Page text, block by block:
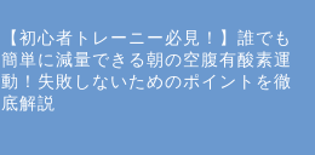
【初心者トレーニー必見！】誰でも
簡単に減量できる朝の空腹有酸素運
動！失敗しないためのポイントを徹
底解説